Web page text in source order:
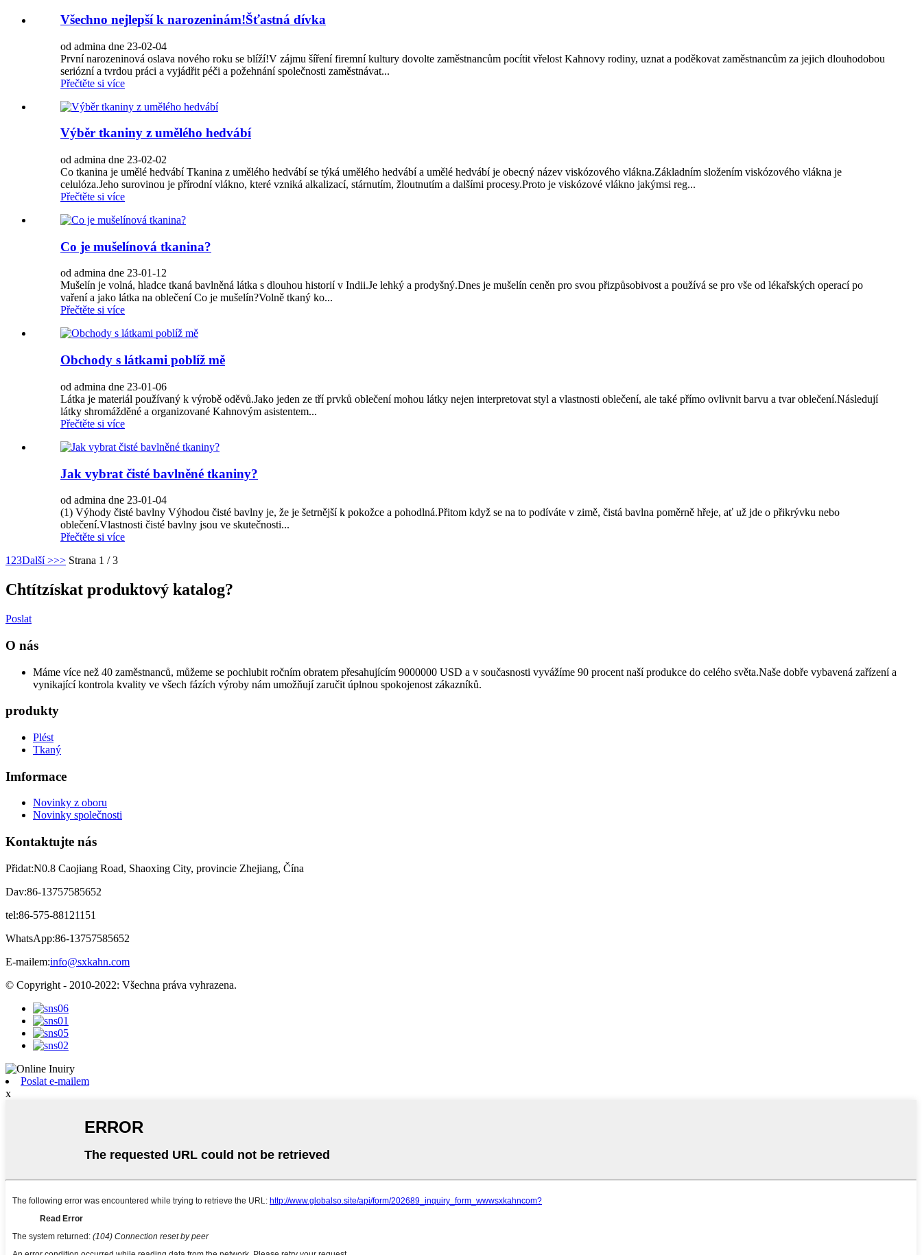
Všechno nejlepší k narozeninám!Šťastná dívka
od admina dne 23-02-04
První narozeninová oslava nového roku se blíží!V zájmu šíření firemní kultury dovolte zaměstnancům pocítit vřelost Kahnovy rodiny, uznat a poděkovat zaměstnancům za jejich dlouhodobou
seriózní a tvrdou práci a vyjádřit péči a požehnání společnosti zaměstnávat...
Přečtěte si více
Výběr tkaniny z umělého hedvábí
od admina dne 23-02-02
Co tkanina je umělé hedvábí Tkanina z umělého hedvábí se týká umělého hedvábí a umělé hedvábí je obecný název viskózového vlákna.Základním složením viskózového vlákna je
celulóza.Jeho surovinou je přírodní vlákno, které vzniká alkalizací, stárnutím, žloutnutím a dalšími procesy.Proto je viskózové vlákno jakýmsi reg...
Přečtěte si více
Co je mušelínová tkanina?
od admina dne 23-01-12
Mušelín je volná, hladce tkaná bavlněná látka s dlouhou historií v Indii.Je lehký a prodyšný.Dnes je mušelín ceněn pro svou přizpůsobivost a používá se pro vše od lékařských operací po
vaření a jako látka na oblečení Co je mušelín?Volně tkaný ko...
Přečtěte si více
Obchody s látkami poblíž mě
od admina dne 23-01-06
Látka je materiál používaný k výrobě oděvů.Jako jeden ze tří prvků oblečení mohou látky nejen interpretovat styl a vlastnosti oblečení, ale také přímo ovlivnit barvu a tvar oblečení.Následují
látky shromážděné a organizované Kahnovým asistentem...
Přečtěte si více
Jak vybrat čisté bavlněné tkaniny?
od admina dne 23-01-04
(1) Výhody čisté bavlny Výhodou čisté bavlny je, že je šetrnější k pokožce a pohodlná.Přitom když se na to podíváte v zimě, čistá bavlna poměrně hřeje, ať už jde o přikrývku nebo
oblečení.Vlastnosti čisté bavlny jsou ve skutečnosti...
Přečtěte si více
1 23Další >>> Strana 1 / 3
Chtítzískat produktový katalog?
Poslat
O nás
Máme více než 40 zaměstnanců, můžeme se pochlubit ročním obratem přesahujícím 9000000 USD a v současnosti vyvážíme 90 procent naší produkce do celého světa.Naše dobře vybavená zařízení a
vynikající kontrola kvality ve všech fázích výroby nám umožňují zaručit úplnou spokojenost zákazníků.
produkty
Plést
Tkaný
Imformace
Novinky z oboru
Novinky společnosti
Kontaktujte nás
Přidat:N0.8 Caojiang Road, Shaoxing City, provincie Zhejiang, Čína
Dav:86-13757585652
tel:86-575-88121151
WhatsApp:86-13757585652
E-mailem:info@sxkahn.com
© Copyright - 2010-2022: Všechna práva vyhrazena.
Poslat e-mailem
x